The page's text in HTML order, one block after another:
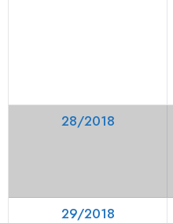
28/2018
29/2018